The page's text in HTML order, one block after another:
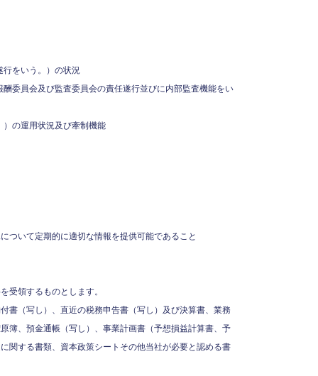
をいう。）の状況
委員会及び監査委員会の責任遂行並びに内部監査機能をい
の運用状況及び牽制機能
ついて定期的に適切な情報を提供可能であること
受領するものとします。
書（写し）、直近の税務申告書（写し）及び決算書、業務
簿、預金通帳（写し）、事業計画書（予想損益計算書、予
関する書類、資本政策シートその他当社が必要と認める書